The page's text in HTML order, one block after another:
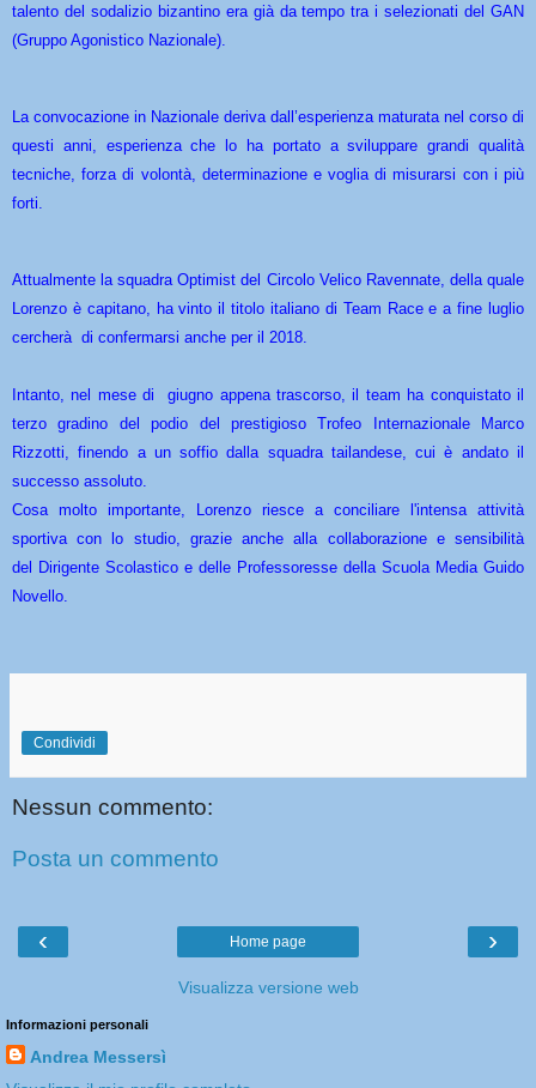
talento del sodalizio bizantino era già da tempo tra i selezionati del GAN
(Gruppo Agonistico Nazionale).
La convocazione in Nazionale deriva dall’esperienza maturata nel corso di
questi anni, esperienza che lo ha portato a sviluppare grandi qualità
tecniche, forza di volontà, determinazione e voglia di misurarsi con i più
forti.
Attualmente la squadra Optimist del Circolo Velico Ravennate, della quale
Lorenzo è capitano, ha vinto il titolo italiano di Team Race e a fine luglio
cercherà di confermarsi anche per il 2018.
Intanto, nel mese di giugno appena trascorso, il team ha conquistato il
terzo gradino del podio del prestigioso Trofeo Internazionale Marco
Rizzotti, finendo a un soffio dalla squadra tailandese, cui è andato il
successo assoluto.
Cosa molto importante, Lorenzo riesce a conciliare l'intensa attività
sportiva con lo studio, grazie anche alla collaborazione e sensibilità
del Dirigente Scolastico e delle Professoresse della Scuola Media Guido
Novello.
Condividi
Nessun commento:
Posta un commento
‹ ›
Home page
Visualizza versione web
Informazioni personali
Andrea Messersì